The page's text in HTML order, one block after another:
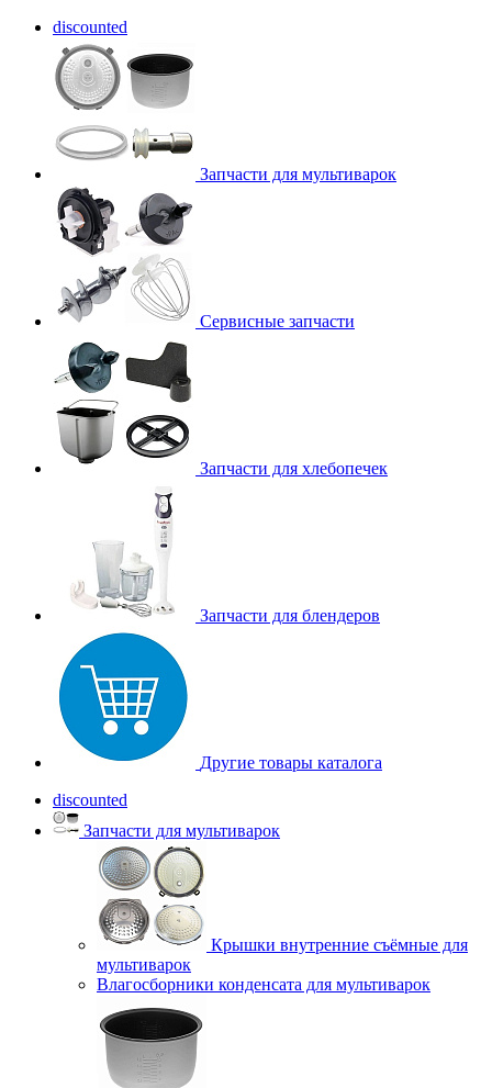
discounted
Запчасти для мультиварок
Сервисные запчасти
Запчасти для хлебопечек
Запчасти для блендеров
Другие товары каталога
discounted
Запчасти для мультиварок
Крышки внутренние съёмные для
мультиварок
Влагосборники конденсата для мультиварок